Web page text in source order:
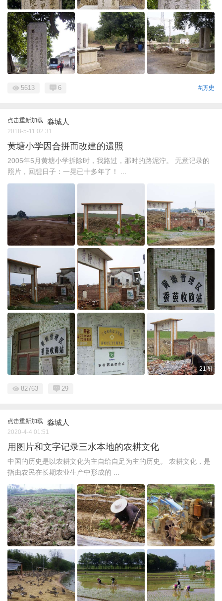
#历史
5613 6
点击重新加载 淼城人
2018-5-11 02:31
黄塘小学因合拼而改建的遗照
2005年5月黄塘小学拆除时，我路过，那时的路泥泞。 无意记录的
照片，回想日子：一晃已十多年了！ ...
21图
82763 29
点击重新加载 淼城人
2020-4-4 01:51
用图片和文字记录三水本地的农耕文化
中国的历史是以农耕文化为主自给自足为主的历史。 农耕文化，是
指由农民在长期农业生产中形成的 ...